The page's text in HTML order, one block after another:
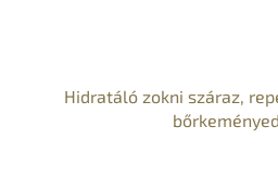
Hidratáló zokni száraz,